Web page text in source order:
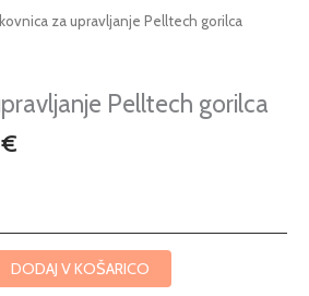
za upravljanje Pelltech gorilca
Pelltech gorilca
€
Cenovni
18,15 €
do
DODAJ V KOŠARICO